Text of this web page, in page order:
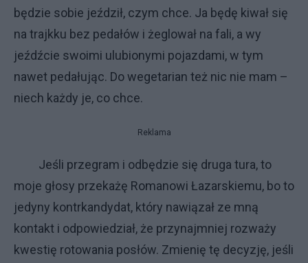
będzie sobie jeździł, czym chce. Ja będę kiwał się
na trajkku bez pedałów i żeglował na fali, a wy
jeźdźcie swoimi ulubionymi pojazdami, w tym
nawet pedałując. Do wegetarian też nic nie mam –
niech każdy je, co chce.
Reklama
Jeśli przegram i odbędzie się druga tura, to
moje głosy przekażę Romanowi Łazarskiemu, bo to
jedyny kontrkandydat, który nawiązał ze mną
kontakt i odpowiedział, że przynajmniej rozważy
kwestię rotowania posłów. Zmienię tę decyzję, jeśli